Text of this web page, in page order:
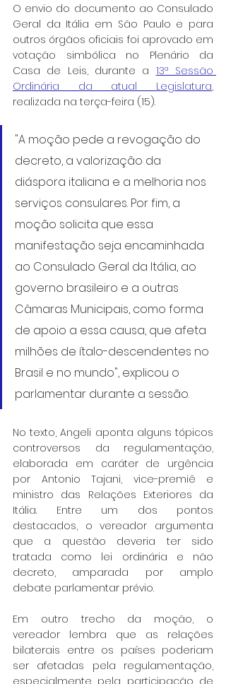
O envio do documento ao Consulado
Geral da Itália em São Paulo e para
outros órgãos oficiais foi aprovado em
votação simbólica no Plenário da
Casa de Leis, durante a 13ª Sessão
Ordinária da atual Legislatura,
realizada na terça-feira (15).
"A moção pede a revogação do
decreto, a valorização da
diáspora italiana e a melhoria nos
serviços consulares. Por fim, a
moção solicita que essa
manifestação seja encaminhada
ao Consulado Geral da Itália, ao
governo brasileiro e a outras
Câmaras Municipais, como forma
de apoio a essa causa, que afeta
milhões de ítalo-descendentes no
Brasil e no mundo", explicou o
parlamentar durante a sessão.
No texto, Angeli aponta alguns tópicos
controversos da regulamentação,
elaborada em caráter de urgência
por Antonio Tajani, vice-premiê e
ministro das Relações Exteriores da
Itália. Entre um dos pontos
destacados, o vereador argumenta
que a questão deveria ter sido
tratada como lei ordinária e não
decreto, amparada por amplo
debate parlamentar prévio.
Em outro trecho da moção, o
vereador lembra que as relações
bilaterais entre os países poderiam
ser afetadas pela regulamentação,
especialmente pela participação de